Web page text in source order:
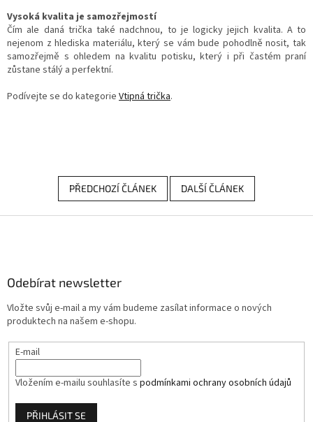
Vysoká kvalita je samozřejmostí
Čím ale daná trička také nadchnou, to je logicky jejich kvalita. A to
nejenom z hlediska materiálu, který se vám bude pohodlně nosit, tak
samozřejmě s ohledem na kvalitu potisku, který i při častém praní
zůstane stálý a perfektní.
Podívejte se do kategorie Vtipná trička.
PŘEDCHOZÍ ČLÁNEK DALŠÍ ČLÁNEK
Odebírat newsletter
Vložte svůj e-mail a my vám budeme zasílat informace o nových
produktech na našem e-shopu.
E-mail
Vložením e-mailu souhlasíte s podmínkami ochrany osobních údajů
PŘIHLÁSIT SE